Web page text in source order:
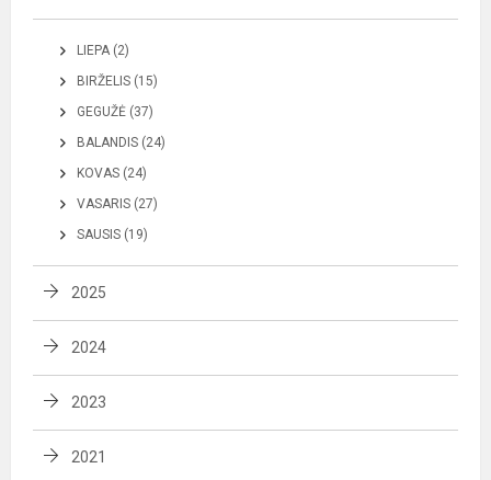
LIEPA (2)
BIRŽELIS (15)
GEGUŽĖ (37)
BALANDIS (24)
KOVAS (24)
VASARIS (27)
SAUSIS (19)
2025
2024
2023
2021